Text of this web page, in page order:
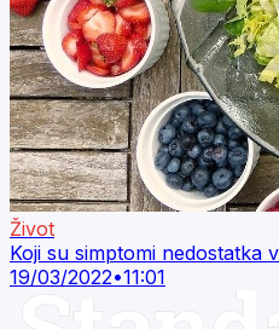
Život
Koji su simptomi nedostatka
19/03/2022•11:01